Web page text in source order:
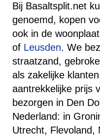
Bij Basaltsplit.net
genoemd, kopen
ook in de
of Leusden. We
straatzand,
als zakelijke
aantrekkelijke prijs
bezorgen in Den
Nederland: in
Utrecht, Flevoland,